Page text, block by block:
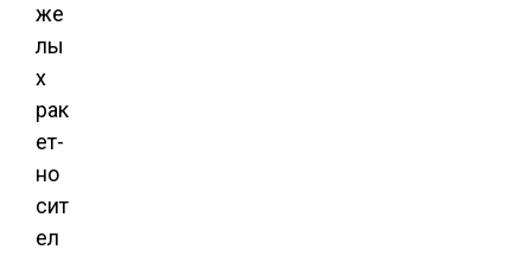
же
лы
х
рак
ет-
но
сит
ел